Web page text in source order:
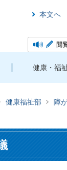
本文へ
健康・福
健康福祉部 障